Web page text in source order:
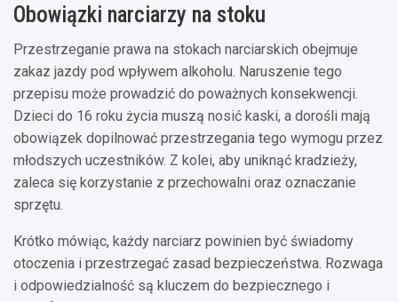
Obowiązki narciarzy na stoku
Przestrzeganie prawa na stokach narciarskich obejmuje
zakaz jazdy pod wpływem alkoholu. Naruszenie tego
przepisu może prowadzić do poważnych konsekwencji.
Dzieci do 16 roku życia muszą nosić kaski, a dorośli mają
obowiązek dopilnować przestrzegania tego wymogu przez
młodszych uczestników. Z kolei, aby uniknąć kradzieży,
zaleca się korzystanie z przechowalni oraz oznaczanie
sprzętu.
Krótko mówiąc, każdy narciarz powinien być świadomy
otoczenia i przestrzegać zasad bezpieczeństwa. Rozwaga
i odpowiedzialność są kluczem do bezpiecznego i